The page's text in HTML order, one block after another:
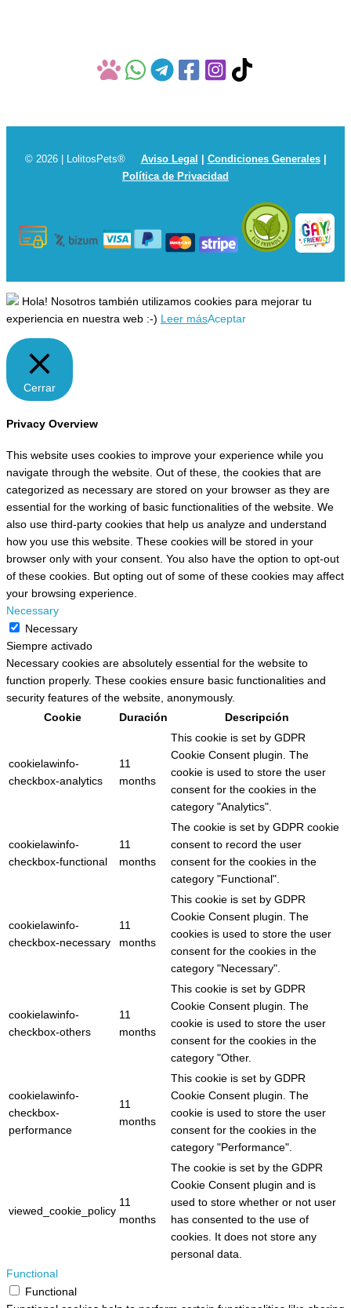
© 2026 | LolitosPets® Aviso Legal Condiciones Generales|
Política de Privacidad
Hola! Nosotros también utilizamos cookies para mejorar tu
experiencia en nuestra web :-)
Leer másAceptar
Cerrar
Privacy Overview
This website uses cookies to improve your experience while you
navigate through the website. Out of these, the cookies that are
categorized as necessary are stored on your browser as they are
essential for the working of basic functionalities of the website. We
also use third-party cookies that help us analyze and understand
how you use this website. These cookies will be stored in your
browser only with your consent. You also have the option to opt-out
of these cookies. But opting out of some of these cookies may affect
your browsing experience.
Necessary
Necessary
Siempre activado
Necessary cookies are absolutely essential for the website to
function properly. These cookies ensure basic functionalities and
security features of the website, anonymously.
Cookie
Duración Descripción
cookielawinfo-
checkbox-analytics
11
months
This cookie is set by GDPR
Cookie Consent plugin. The
cookie is used to store the user
consent for the cookies in the
category "Analytics".
cookielawinfo-
checkbox-functional
11
months
The cookie is set by GDPR cookie
consent to record the user
consent for the cookies in the
category "Functional".
cookielawinfo-
checkbox-necessary
11
months
This cookie is set by GDPR
Cookie Consent plugin. The
cookies is used to store the user
consent for the cookies in the
category "Necessary".
cookielawinfo-
checkbox-others
11
months
This cookie is set by GDPR
Cookie Consent plugin. The
cookie is used to store the user
consent for the cookies in the
category "Other.
cookielawinfo-
checkbox-
performance
11
months
This cookie is set by GDPR
Cookie Consent plugin. The
cookie is used to store the user
consent for the cookies in the
category "Performance".
viewed_cookie_policy
11
months
The cookie is set by the GDPR
Cookie Consent plugin and is
used to store whether or not user
has consented to the use of
cookies. It does not store any
personal data.
Functional
Functional